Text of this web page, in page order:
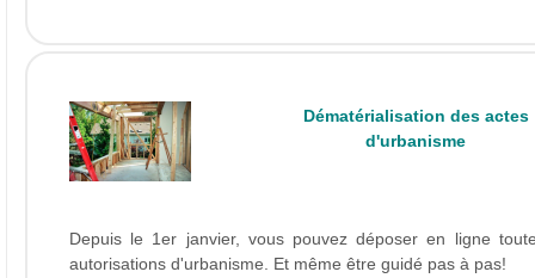
Dématérialisation des actes
d'urbanisme
Depuis le 1er janvier, vous pouvez déposer en ligne
autorisations d'urbanisme. Et même être guidé pas à pas!